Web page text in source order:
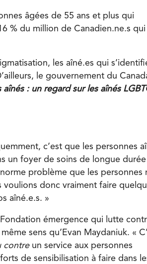
âgées de 55 ans et plus qui
% du million de Canadien.ne.s qui
les aîné.es qui
le gouvernement du
: un regard sur les aînés
c’est que les personnes
un foyer de soins de longue durée
problème que les personnes
donc vraiment faire
aîné.e.s. »
émergence qui lutte
sens qu’Evan Maydaniuk. «
contre un service aux personnes
de sensibilisation à faire dans